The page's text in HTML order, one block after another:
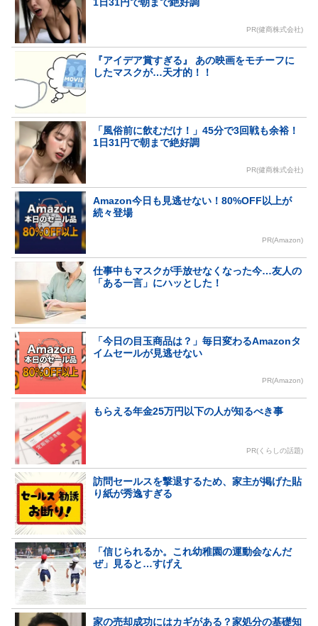
PR(健商株式会社)
『アイデア賞すぎる』 あの映画をモチーフに
したマスクが…天才的！！
「風俗前に飲むだけ！」45分で3回戦も余裕！
1日31円で朝まで絶好調
PR(健商株式会社)
Amazon今日も見逃せない！80%OFF以上が
続々登場
PR(Amazon)
仕事中もマスクが手放せなくなった今…友人の
「ある一言」にハッとした！
「今日の目玉商品は？」毎日変わるAmazonタ
イムセールが見逃せない
PR(Amazon)
もらえる年金25万円以下の人が知るべき事
PR(くらしの話題)
訪問セールスを撃退するため、家主が掲げた貼
り紙が秀逸すぎる
「信じられるか。これ幼稚園の運動会なんだ
ぜ」見ると…すげえ
家の売却成功にはカギがある？家処分の基礎知